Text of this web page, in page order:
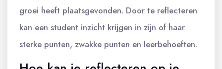
groei heeft plaatsgevonden. Door te reflecteren
kan een student inzicht krijgen in zijn of haar
sterke punten, zwakke punten en leerbehoeften.